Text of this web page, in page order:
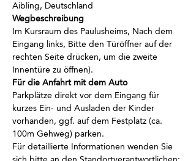
Aibling, Deutschland
Wegbeschreibung
Im Kursraum des Paulusheims, Nach dem
Eingang links, Bitte den Türöffner auf der
rechten Seite drücken, um die zweite
Innentüre zu öffnen).
Für die Anfahrt mit dem Auto
Parkplätze direkt vor dem Eingang für
kurzes Ein- und Ausladen der Kinder
vorhanden, ggf. auf dem Festplatz (ca.
100m Gehweg) parken.
Für detaillierte Informationen wenden Sie